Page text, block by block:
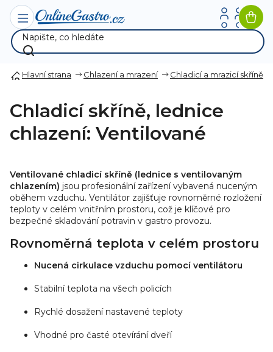
Přejít
obsah
Hlavní strana Chlazení a mrazení Chladicí a mrazicí skříně
Chladicí skříně, lednice
chlazení: Ventilované
Ventilované chladicí skříně (lednice s ventilovaným
chlazením) jsou profesionální zařízení vybavená nuceným
oběhem vzduchu. Ventilátor zajišťuje rovnoměrné rozložení
teploty v celém vnitřním prostoru, což je klíčové pro
bezpečné skladování potravin v gastro provozu.
Rovnoměrná teplota v celém prostoru
Nucená cirkulace vzduchu pomocí ventilátoru
Stabilní teplota na všech policích
Rychlé dosažení nastavené teploty
Vhodné pro časté otevírání dveří